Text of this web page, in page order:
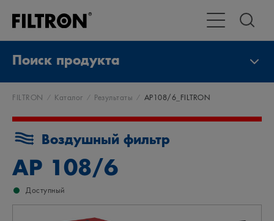
Переключение
Поиск продукта
FILTRON Каталог Результаты AP108/6_FILTRON
Воздушный фильтр
AP 108/6
Доступный